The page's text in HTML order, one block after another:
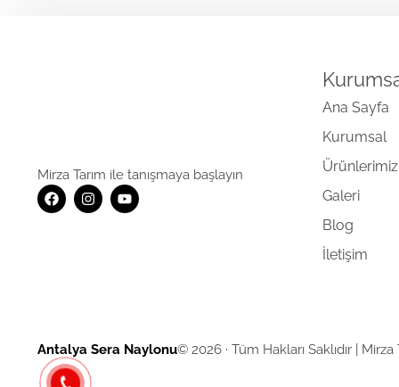
Mirza Tarım ile tanışmaya başlayın
Ana Sayfa
Kurumsal
Ürünlerimiz
Galeri
Blog
İletişim
Antalya Sera Naylonu© 2026 · Tüm Hakları Saklıdır | Mirza